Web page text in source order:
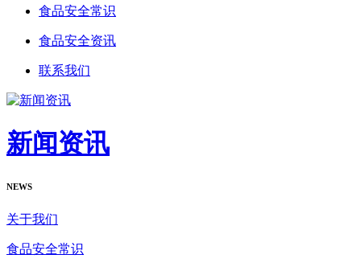
食品安全常识
食品安全资讯
联系我们
新闻资讯
NEWS
关于我们
食品安全常识